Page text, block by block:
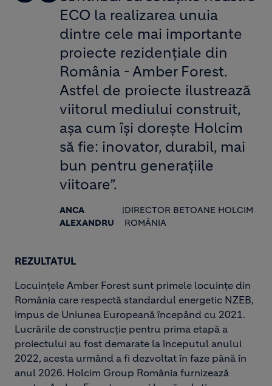
ECO la realizarea unuia
dintre cele mai importante
proiecte rezidențiale din
România - Amber Forest.
Astfel de proiecte ilustrează
viitorul mediului construit,
așa cum își dorește Holcim
să fie: inovator, durabil, mai
bun pentru generațiile
viitoare”.
ANCA
ALEXANDRU
|DIRECTOR BETOANE HOLCIM
ROMÂNIA
REZULTATUL
Locuinţele Amber Forest sunt primele locuinţe din
România care respectă standardul energetic NZEB,
impus de Uniunea Europeană începând cu 2021.
Lucrările de construcție pentru prima etapă a
proiectului au fost demarate la începutul anului
2022, acesta urmând a fi dezvoltat în faze până în
anul 2026. Holcim Group România furnizează